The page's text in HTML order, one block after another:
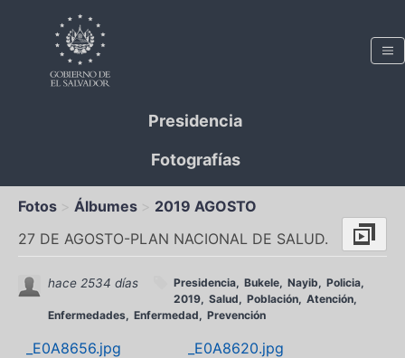
Presidencia
Fotografías
Fotos Álbumes
2019 AGOSTO
27 DE AGOSTO-PLAN NACIONAL DE SALUD.
hace 2534 días Presidencia Bukele Nayib
Policia
2019 Salud Población Atención
Enfermedades Enfermedad Prevención
_E0A8656.jpg _E0A8620.jpg